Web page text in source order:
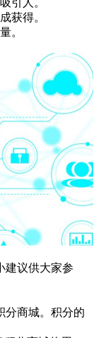
引人。
获得。
。
建议供大家参
分商城。积分的